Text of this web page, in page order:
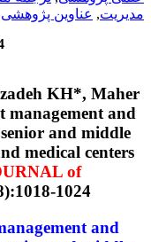
پژوهشی,مدیر
talent
and senior and
and medical
JOURNAL of
talent